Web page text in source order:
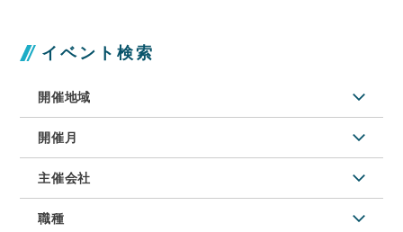
イベント検索
開催地域
開催月
主催会社
職種